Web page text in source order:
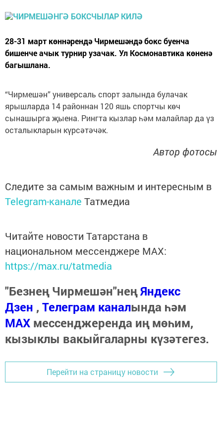
28-31 март көннәрендә Чирмешәндә бокс буенча
бишенче ачык турнир узачак. Ул Космонавтика көненә
багышлана.
“Чирмешән” универсаль спорт залында булачак
ярышларда 14 районнан 120 яшь спортчы көч
сынашырга җыена. Рингта кызлар һәм малайлар да үз
осталыкларын күрсәтәчәк.
Автор фотосы
Следите за самым важным и интересным в
Telegram-канале Татмедиа
Читайте новости Татарстана в
национальном мессенджере MАХ:
https://max.ru/tatmedia
"Безнең Чирмешән"неңЯндекс
Дзен , Телеграм каналында һәм
МАХ мессенджеренда иң мөһим,
кызыклы вакыйгаларны күзәтегез.
Перейти на страницу новости